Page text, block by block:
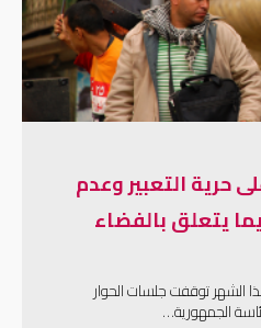
حرية التعبير وعدم
يتعلق بالفضاء
أب 2023خلال هذا الشهر توقفت جلسات الحوار